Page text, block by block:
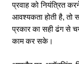
प्रवाह को नियंत्रित
आवश्यकता होती है, तो
प्रकार का सही ढंग से
काम कर सके।